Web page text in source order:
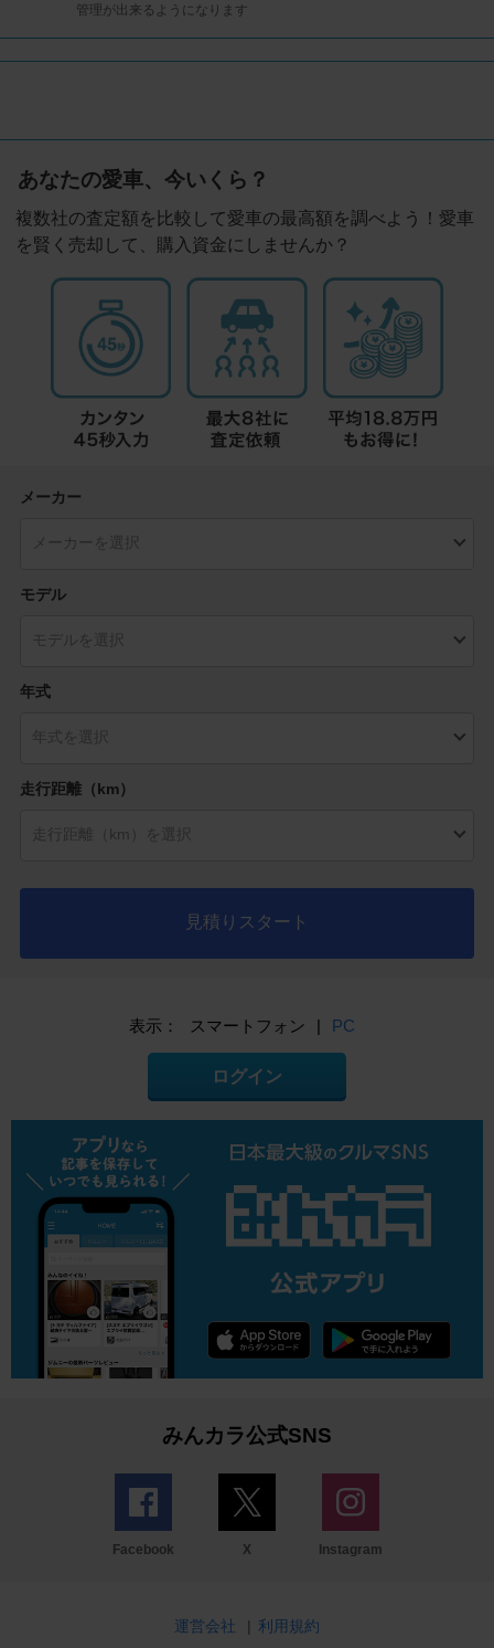
管理が出来るようになります
あなたの愛車、今いくら？
複数社の査定額を比較して愛車の最高額を調べよう！愛車
を賢く売却して、購入資金にしませんか？
メーカー
モデル
年式
走行距離（km）
見積りスタート
表示： スマートフォン | PC
ログイン
みんカラ公式SNS
Facebook X Instagram
運営会社 | 利用規約